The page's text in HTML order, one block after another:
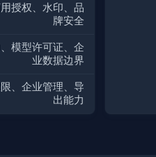
授权、水印、品
牌安全
模型许可证、企
业数据边界
、企业管理、导
出能力